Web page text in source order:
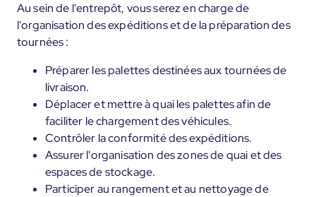
Au sein de l'entrepôt, vous serez en charge de
l'organisation des expéditions et de la préparation des
tournées :
Préparer les palettes destinées aux tournées de
livraison.
Déplacer et mettre à quai les palettes afin de
faciliter le chargement des véhicules.
Contrôler la conformité des expéditions.
Assurer l'organisation des zones de quai et des
espaces de stockage.
Participer au rangement et au nettoyage de